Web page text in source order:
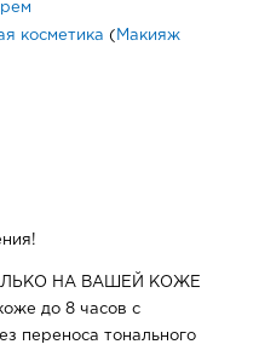
косметика ( Макияж
НА ВАШЕЙ КОЖЕ
до 8 часов с
переноса тонального